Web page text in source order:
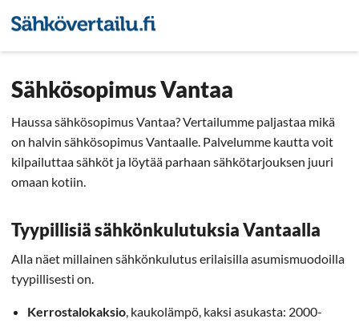
Sähkösopimus Vantaa
Haussa sähkösopimus Vantaa? Vertailumme paljastaa mikä
on halvin sähkösopimus Vantaalle. Palvelumme kautta voit
kilpailuttaa sähköt ja löytää parhaan sähkötarjouksen juuri
omaan kotiin.
Tyypillisiä sähkönkulutuksia Vantaalla
Alla näet millainen sähkönkulutus erilaisilla asumismuodoilla
tyypillisesti on.
Kerrostalokaksio, kaukolämpö, kaksi asukasta: 2000-